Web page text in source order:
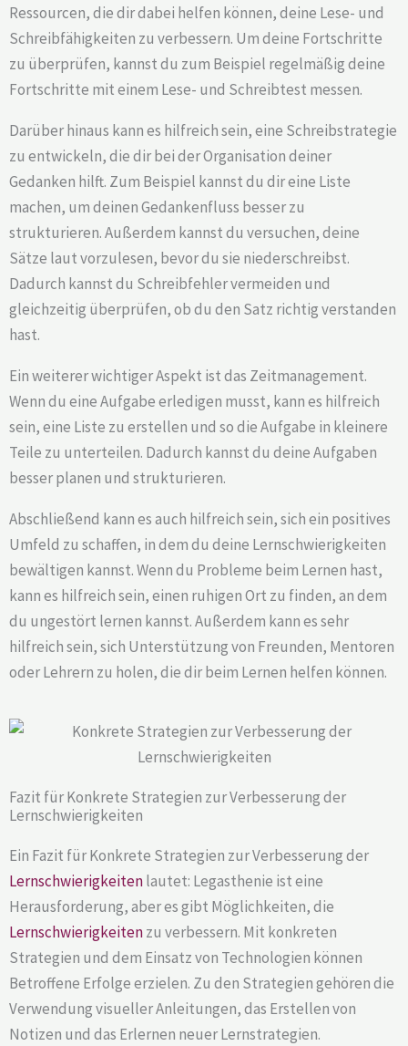
Ressourcen, die dir dabei helfen können, deine Lese- und
Schreibfähigkeiten zu verbessern. Um deine Fortschritte
zu überprüfen, kannst du zum Beispiel regelmäßig deine
Fortschritte mit einem Lese- und Schreibtest messen.
Darüber hinaus kann es hilfreich sein, eine Schreibstrategie
zu entwickeln, die dir bei der Organisation deiner
Gedanken hilft. Zum Beispiel kannst du dir eine Liste
machen, um deinen Gedankenfluss besser zu
strukturieren. Außerdem kannst du versuchen, deine
Sätze laut vorzulesen, bevor du sie niederschreibst.
Dadurch kannst du Schreibfehler vermeiden und
gleichzeitig überprüfen, ob du den Satz richtig verstanden
hast.
Ein weiterer wichtiger Aspekt ist das Zeitmanagement.
Wenn du eine Aufgabe erledigen musst, kann es hilfreich
sein, eine Liste zu erstellen und so die Aufgabe in kleinere
Teile zu unterteilen. Dadurch kannst du deine Aufgaben
besser planen und strukturieren.
Abschließend kann es auch hilfreich sein, sich ein positives
Umfeld zu schaffen, in dem du deine Lernschwierigkeiten
bewältigen kannst. Wenn du Probleme beim Lernen hast,
kann es hilfreich sein, einen ruhigen Ort zu finden, an dem
du ungestört lernen kannst. Außerdem kann es sehr
hilfreich sein, sich Unterstützung von Freunden, Mentoren
oder Lehrern zu holen, die dir beim Lernen helfen können.
Fazit für Konkrete Strategien zur Verbesserung der
Lernschwierigkeiten
Ein Fazit für Konkrete Strategien zur Verbesserung der
Lernschwierigkeitenlautet: Legasthenie ist eine
Herausforderung, aber es gibt Möglichkeiten, die
Lernschwierigkeitenzu verbessern. Mit konkreten
Strategien und dem Einsatz von Technologien können
Betroffene Erfolge erzielen. Zu den Strategien gehören die
Verwendung visueller Anleitungen, das Erstellen von
Notizen und das Erlernen neuer Lernstrategien.